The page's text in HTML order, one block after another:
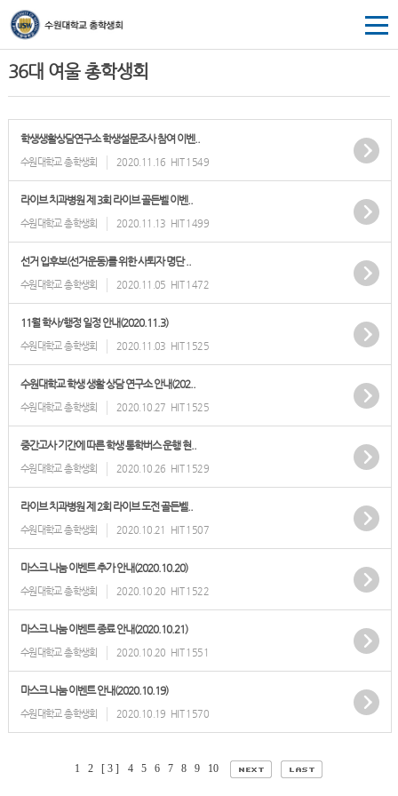
36대 여울 총학생회
학생생활상담연구소 학생설문조사 참여 이벤..
수원대학교 총학생회 2020.11.16 HIT 1549
라이브 치과병원 제 3회 라이브 골든벨 이벤..
수원대학교 총학생회 2020.11.13 HIT 1499
선거 입후보(선거운동)를 위한 사퇴자 명단 ..
수원대학교 총학생회 2020.11.05 HIT 1472
11월 학사/행정 일정 안내(2020.11.3)
수원대학교 총학생회 2020.11.03 HIT 1525
수원대학교 학생 생활 상담 연구소 안내(202..
수원대학교 총학생회 2020.10.27 HIT 1525
중간고사 기간에 따른 학생 통학버스 운행 현..
수원대학교 총학생회 2020.10.26 HIT 1529
라이브 치과병원 제 2회 라이브 도전 골든벨..
수원대학교 총학생회 2020.10.21 HIT 1507
마스크 나눔 이벤트 추가 안내(2020.10.20)
수원대학교 총학생회 2020.10.20 HIT 1522
마스크 나눔 이벤트 종료 안내(2020.10.21)
수원대학교 총학생회 2020.10.20 HIT 1551
마스크 나눔 이벤트 안내(2020.10.19)
수원대학교 총학생회 2020.10.19 HIT 1570
1 2 [ 3 ] 4 5 6 7 8 9 10